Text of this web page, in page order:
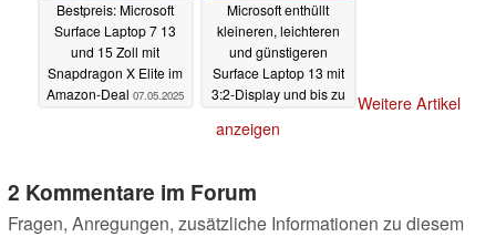
Bestpreis: Microsoft
Surface Laptop 7 13
und 15 Zoll mit
Snapdragon X Elite im
Amazon-Deal 07.05.2025
Microsoft enthüllt
kleineren, leichteren
und günstigeren
Surface Laptop 13 mit
3:2-Display und bis zu
07.05.2025
Weitere Artikel
anzeigen
2 Kommentare im Forum
Fragen, Anregungen, zusätzliche Informationen zu diesem